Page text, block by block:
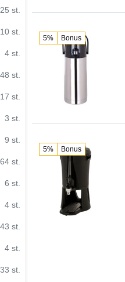
25 st.
10 st.
4 st.
48 st.
17 st.
3 st.
9 st.
st.
6 st.
4 st.
43 st.
4 st.
33 st.
5% Bonus
5% Bonus